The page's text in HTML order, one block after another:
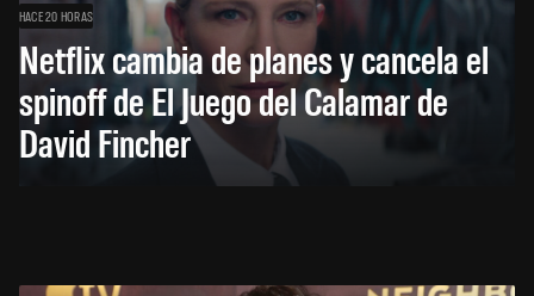
HACE 20 HORAS
Netflix cambia de planes y cancela el
spinoff de El Juego del Calamar de
David Fincher